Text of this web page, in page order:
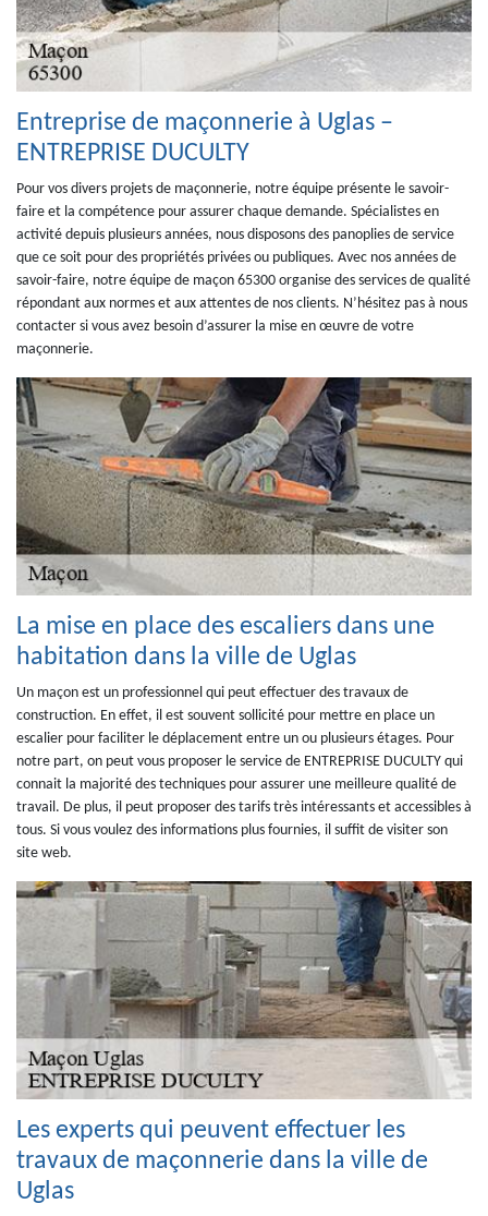
Entreprise de maçonnerie à Uglas –
ENTREPRISE DUCULTY
Pour vos divers projets de maçonnerie, notre équipe présente le savoir-
faire et la compétence pour assurer chaque demande. Spécialistes en
activité depuis plusieurs années, nous disposons des panoplies de service
que ce soit pour des propriétés privées ou publiques. Avec nos années de
savoir-faire, notre équipe de maçon 65300 organise des services de qualité
répondant aux normes et aux attentes de nos clients. N’hésitez pas à nous
contacter si vous avez besoin d’assurer la mise en œuvre de votre
maçonnerie.
La mise en place des escaliers dans une
habitation dans la ville de Uglas
Un maçon est un professionnel qui peut effectuer des travaux de
construction. En effet, il est souvent sollicité pour mettre en place un
escalier pour faciliter le déplacement entre un ou plusieurs étages. Pour
notre part, on peut vous proposer le service de ENTREPRISE DUCULTY qui
connait la majorité des techniques pour assurer une meilleure qualité de
travail. De plus, il peut proposer des tarifs très intéressants et accessibles à
tous. Si vous voulez des informations plus fournies, il suffit de visiter son
site web.
Les experts qui peuvent effectuer les
travaux de maçonnerie dans la ville de
Uglas